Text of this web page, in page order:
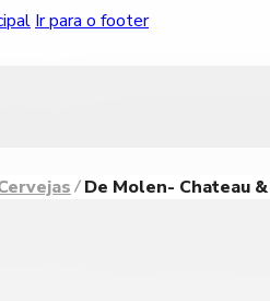
Ir para o footer
De Molen- Chateau